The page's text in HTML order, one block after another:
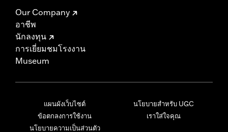
Our Company
อาชีพ
นักลงทุน
การเยี่ยมชมโรงงาน
Museum
แผนผังเว็บไซต์
ข้อตกลงการใช้งาน
นโยบายความเป็นส่วนตัว
นโยบายสำหรับ UGC
เราใส่ใจคุณ